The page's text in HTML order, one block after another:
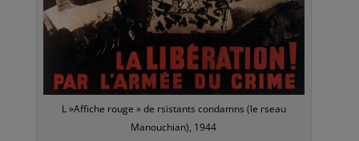
L »Affiche rouge » de rsistants condamns (le rseau
Manouchian), 1944